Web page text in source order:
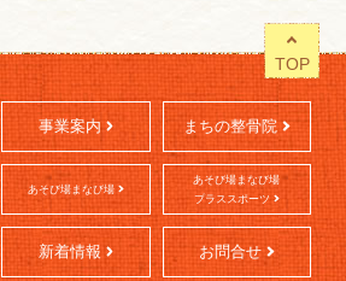
TOP
事業案内 まちの整骨院
あそび場まなび場
あそび場まなび場
プラススポーツ
新着情報 お問合せ